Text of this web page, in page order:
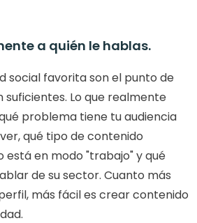
a quién le hablas.
social favorita son el punto de
suficientes. Lo que realmente
problema tiene tu audiencia
qué tipo de contenido
está en modo "trabajo" y qué
de su sector. Cuanto más
más fácil es crear contenido